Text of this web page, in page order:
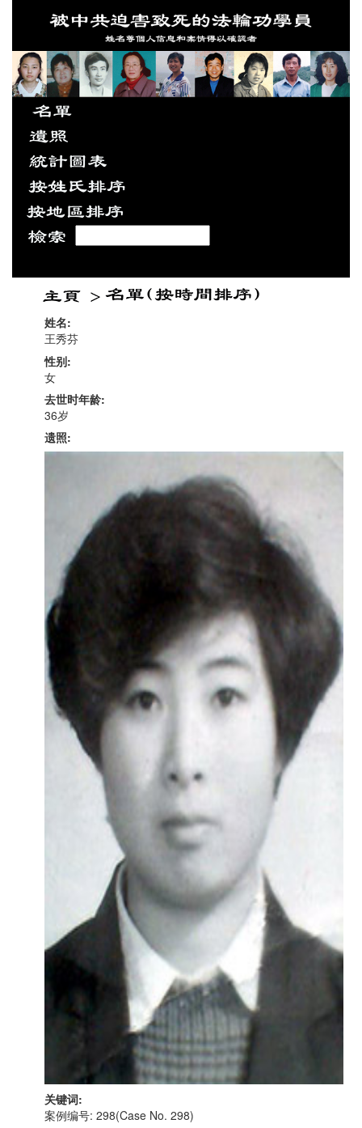
姓名:
王秀芬
性别:
女
去世时年龄:
36岁
遗照:
关键词:
案例编号: 298(Case No. 298)